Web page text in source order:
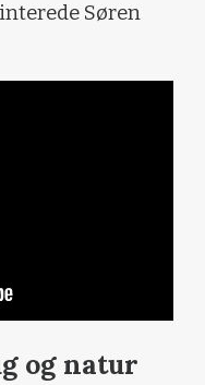
Søren
og natur